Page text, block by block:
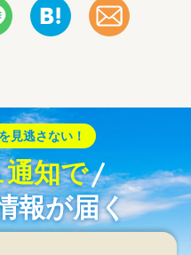
見逃さない！
知で
報が届く